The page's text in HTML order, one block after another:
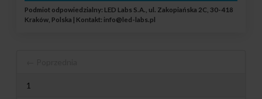
Podmiot odpowiedzialny: LED Labs S.A., ul. Zakopiańska 2C, 30-418
Kraków, Polska | Kontakt: info@led-labs.pl
1